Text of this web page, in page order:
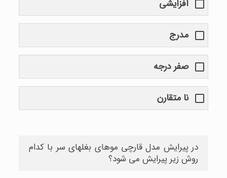
افزایشی
مدرج
صفر درجه
نا متقارن
در پیرایش مدل قارچی موهای بغلهای سر با کدام
روش زیر پیرایش می شود؟